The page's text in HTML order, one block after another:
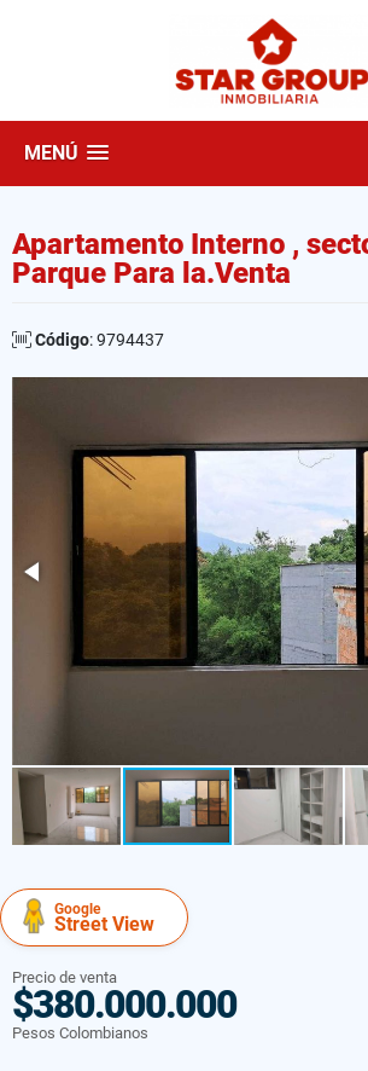
MENÚ
Apartamento Interno ,
Parque Para la.Venta
Código: 9794437
Google
Street View
Precio de venta
$380.000.000
Pesos Colombianos